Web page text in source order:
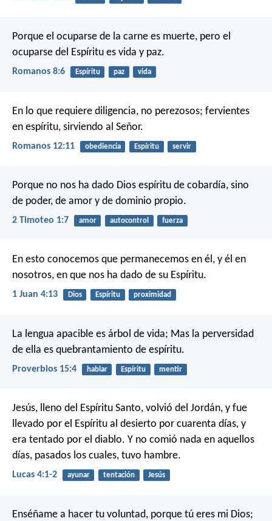
Porque el ocuparse de la carne es muerte, pero el
ocuparse del Espíritu es vida y paz.
Romanos 8:6 Espíritu paz vida
En lo que requiere diligencia, no perezosos; fervientes
en espíritu, sirviendo al Señor.
Romanos 12:11 obediencia Espíritu servir
Porque no nos ha dado Dios espíritu de cobardía, sino
de poder, de amor y de dominio propio.
2 Timoteo 1:7 amor autocontrol fuerza
En esto conocemos que permanecemos en él, y él en
nosotros, en que nos ha dado de su Espíritu.
1 Juan 4:13 Dios Espíritu proximidad
La lengua apacible es árbol de vida; Mas la perversidad
de ella es quebrantamiento de espíritu.
Proverbios 15:4 hablar Espíritu mentir
Jesús, lleno del Espíritu Santo, volvió del Jordán, y fue
llevado por el Espíritu al desierto por cuarenta días, y
era tentado por el diablo. Y no comió nada en aquellos
días, pasados los cuales, tuvo hambre.
Lucas 4:1-2 ayunar tentación Jesús
Enséñame a hacer tu voluntad, porque tú eres mi Dios;